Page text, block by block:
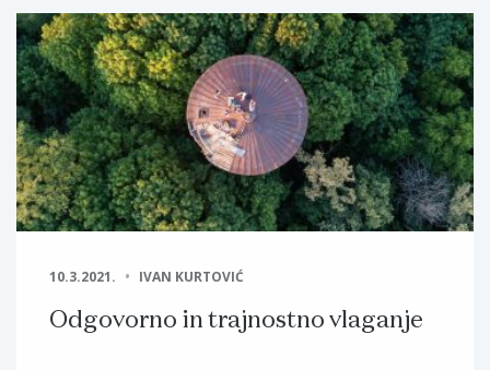
10.3.2021. IVAN KURTOVIĆ
Odgovorno in trajnostno vlaganje